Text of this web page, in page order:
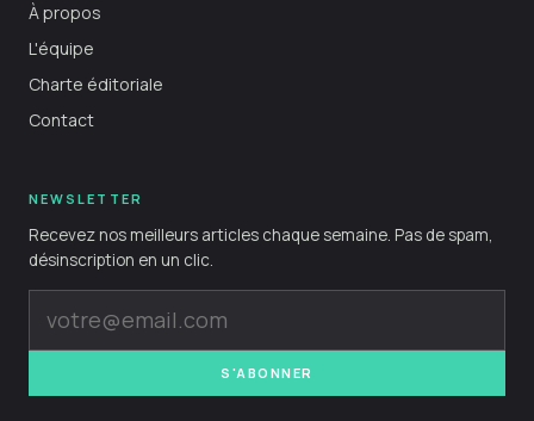
À propos
L'équipe
Charte éditoriale
Contact
NEWSLETTER
Recevez nos meilleurs articles chaque semaine. Pas de spam,
désinscription en un clic.
S'ABONNER